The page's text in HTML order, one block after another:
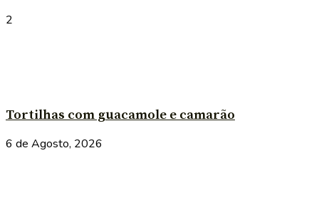
2
Tortilhas com guacamole e camarão
6 de Agosto, 2026